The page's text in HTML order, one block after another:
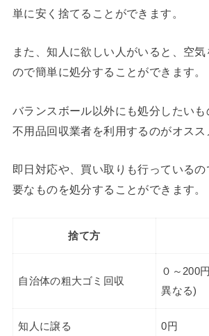
単に安く捨てることができます。
また、知人に欲しい人がいると、空
ので簡単に処分することができます。
バランスボール以外にも処分したいも
不用品回収業者を利用するのがオスス
即日対応や、買い取りも行っている
要なものを処分することができます。
捨て方
自治体の粗大ゴミ回収
０～200
異なる)
知人に譲る 0円